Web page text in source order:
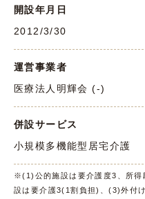
開設年月日
2012/3/30
運営事業者
医療法人明輝会 (-)
併設サービス
小規模多機能型居宅介護
※(1)公的施設は要介護度3、所
設は要介護3(1割負担)、(3)外付